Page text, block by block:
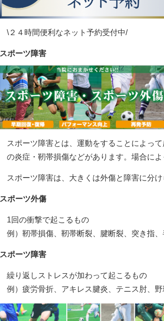
\２４時間便利なネット予約受付中/
スポーツ障害
スポーツ障害とは、運動をすることによっ
の炎症・靭帯損傷などがあります。場合に
スポーツ障害は、大きくは外傷と障害に分け
スポーツ外傷
1回の衝撃で起こるもの
例）靭帯損傷、靭帯断裂、腱断裂、突き指
スポーツ障害
繰り返しストレスが加わって起こるもの
例）疲労骨折、アキレス腱炎、テニス肘、